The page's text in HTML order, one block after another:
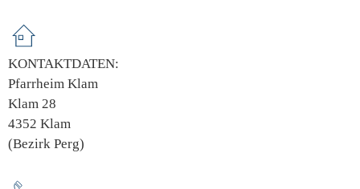
KONTAKTDATEN:
Pfarrheim Klam
Klam 28
4352 Klam
(Bezirk Perg)